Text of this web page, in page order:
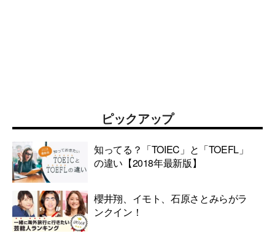
ピックアップ
知ってる？「TOIEC」と「TOEFL」
の違い【2018年最新版】
櫻井翔、イモト、石原さとみらがラ
ンクイン！